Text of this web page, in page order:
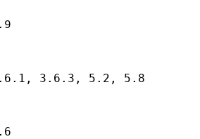
3.6.3, 5.2, 5.8